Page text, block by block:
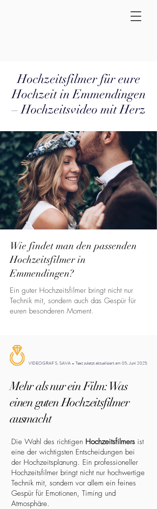
Hochzeitsfilmer für eure
Hochzeit in Emmendingen
– Hochzeitsvideo mit Herz
Wie findet man den passenden
Hochzeitsfilmer in
Emmendingen?
Ein guter Hochzeitsfilmer bringt nicht nur
Technik mit, sondern auch das Gespür für
euren besonderen Moment.
VIDEOGRAF S. SAVA – Text zuletzt aktualisiert am 05. Juni 2025
Mehr als nur ein Film: Was
einen guten Hochzeitsfilmer
ausmacht
Die Wahl des richtigen Hochzeitsfilmers ist
eine der wichtigsten Entscheidungen bei
der Hochzeitsplanung. Ein professioneller
Hochzeitsfilmer bringt nicht nur hochwertige
Technik mit, sondern vor allem ein feines
Gespür für Emotionen, Timing und
Atmosphäre.